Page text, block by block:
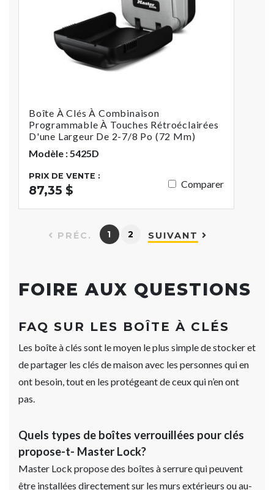
Boîte À Clés À Combinaison
Programmable À Touches Rétroéclairées
D'une Largeur De 2-7/8 Po (72 Mm)
Modèle : 5425D
PRIX DE VENTE :
87,35 $ Comparer
PRÉC. 1 2 SUIVANT
FOIRE AUX QUESTIONS
FAQ SUR LES BOÎTE À CLÉS
Les boîte à clés sont le moyen le plus simple de stocker et
de partager les clés de maison avec les personnes qui en
ont besoin, tout en les protégeant de ceux qui n’en ont
pas.
Quels types de boîtes verrouillées pour clés
propose-t- Master Lock?
Master Lock propose des boîtes à serrure qui peuvent
être installées directement sur les murs extérieurs ou au-